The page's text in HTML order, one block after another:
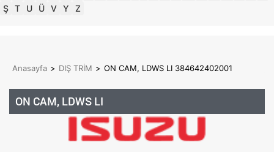
Ş T U Ü V Y Z
Anasayfa > DIŞ TRİM > ON CAM, LDWS LI 384642402001
ON CAM, LDWS LI